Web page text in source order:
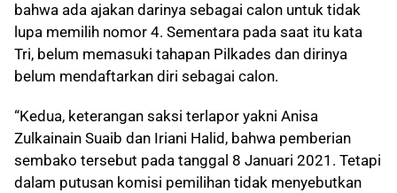
bahwa ada ajakan darinya sebagai calon untuk tidak
lupa memilih nomor 4. Sementara pada saat itu kata
Tri, belum memasuki tahapan Pilkades dan dirinya
belum mendaftarkan diri sebagai calon.
“Kedua, keterangan saksi terlapor yakni Anisa
Zulkainain Suaib dan Iriani Halid, bahwa pemberian
sembako tersebut pada tanggal 8 Januari 2021. Tetapi
dalam putusan komisi pemilihan tidak menyebutkan